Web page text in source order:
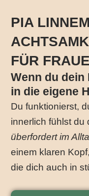
PIA
FÜR
Wenn du
in die eigene
Du funktionierst,
innerlich fühlst du
überfordert im
einem klaren
die dich auch in